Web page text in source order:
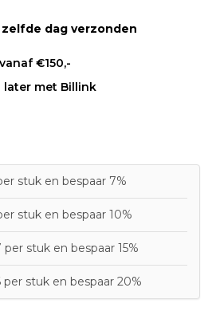
dag verzonden
€150,-
later met Billink
stuk en bespaar 7%
stuk en bespaar 10%
stuk en bespaar 15%
per stuk en bespaar 20%